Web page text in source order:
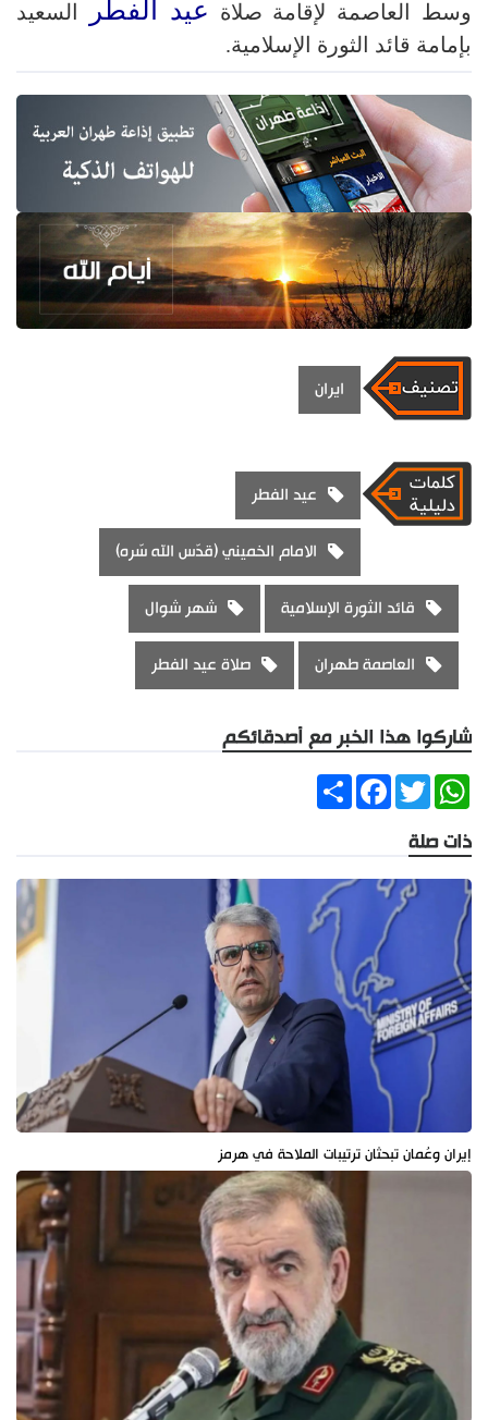
وسط العاصمة لإقامة صلاة عيد الفطر
السعيد
بإمامة قائد الثورة الإسلامية.
ايران
عيد الفطر
الامام الخميني (قدّس الله سّره)
قائد الثورة الإسلامية شهر شوال
العاصمة طهران صلاة عيد الفطر
شاركوا هذا الخبر مع أصدقائكم
ShareFacebookTwitter
WhatsApp
ذات صلة
إيران وعُمان تبحثان ترتيبات الملاحة في هرمز